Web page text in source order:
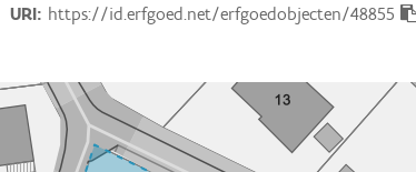
URI https://id.erfgoed.net/erfgoedobjecten/48855